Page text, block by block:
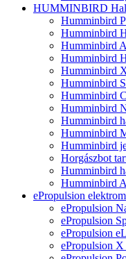
HUMMINBIRD
Humminbird
Humminbird
Humminbird
Humminbird
Humminbird
Humminbird
Humminbird
Humminbird
Humminbird
Humminbird
Humminbird
Horgászbot
Humminbird
Humminbird
ePropulsion
ePropulsion
ePropulsion
ePropulsion
ePropulsion X